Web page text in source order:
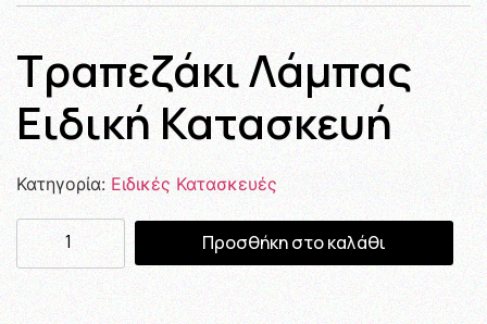
Τραπεζάκι Λάμπας
Ειδική Κατασκευή
Κατηγορία: Ειδικές Κατασκευές
Προσθήκη στο καλάθι